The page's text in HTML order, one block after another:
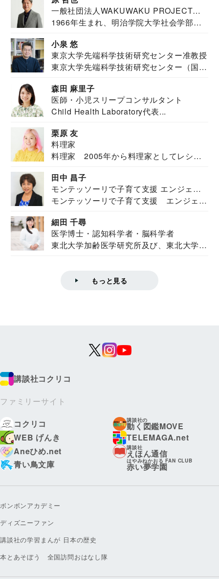
一般社団法人WAKUWAKU PROJECT
JAPAN代表・言語聴覚士・社会福祉士
1966年生まれ、明治学院大学社会学部福
小泉 悠
東京大学先端科学技術研究センター准教授
東京大学先端科学技術研究センター（国際
森田 麻里子
医師・小児スリープコンサルタント
Child Health Laboratory代表...
栗原 友
料理家
料理家 2005年から料理家としてレシピ
田中 昌子
モンテッソーリで子育て支援 エンジェル
ズハウス研究所所長
モンテッソーリで子育て支援 エンジェル
細田 千尋
医学博士・認知科学者・脳科学者
東北大学加齢医学研究所及び、東北大学大
もっと見る
講談社コクリコ
ファミリーサイト
コクリコ
講談社の
動く図鑑MOVE
WEB げんき
TELEMAGA.net
Aneひめ.net
講談社
えほん通信
青い鳥文庫
はやみねかおる FAN CLUB
赤い夢学園
ボンボンアカデミー
ディズニーファン
講談社の学習まんが 日本の歴史
本とあそぼう 全国訪問おはなし隊